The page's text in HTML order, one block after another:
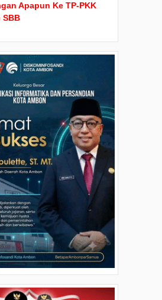
Apapun Ke TP-PKK
SBB